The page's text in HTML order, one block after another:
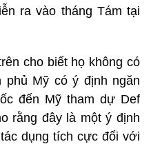
ra vào tháng Tám tại
cho biết họ không có
phủ Mỹ có ý định ngăn
đến Mỹ tham dự Def
rằng đây là một ý định
dụng tích cực đối với